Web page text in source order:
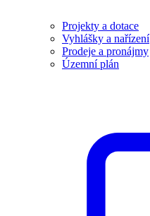
Projekty a dotace
Vyhlášky a nařízení
Prodeje a pronájmy
Územní plán